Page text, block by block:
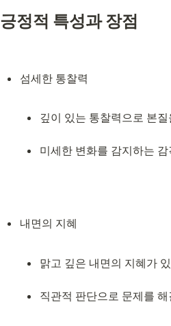
긍정적 특성과 장점
깊이 있는 통찰력으로 본
미세한 변화를 감지하는 감
맑고 깊은 내면의 지혜가
직관적 판단으로 문제를 해